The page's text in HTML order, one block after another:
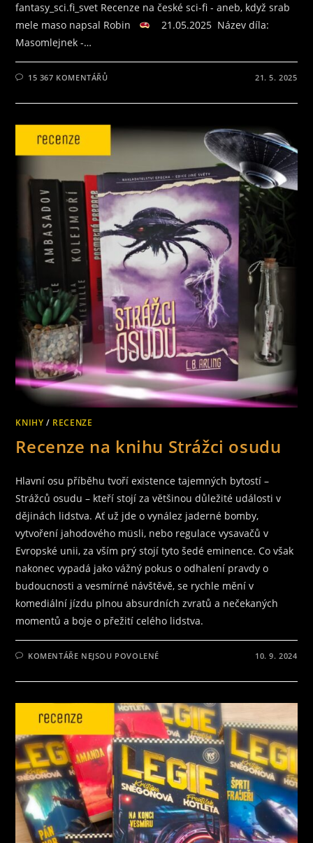
fantasy_sci.fi_svet Recenze na české sci-fi - aneb, když srab
mele maso napsal Robin
21.05.2025 Název díla:
Masomlejnek -…
15 367 KOMENTÁŘŮ 21. 5. 2025
KNIHY / RECENZE
Recenze na knihu Strážci osudu
Hlavní osu příběhu tvoří existence tajemných bytostí –
Strážců osudu – kteří stojí za většinou důležité události v
dějinách lidstva. Ať už jde o vynález jaderné bomby,
vytvoření jahodového müsli, nebo regulace vysavačů v
Evropské unii, za vším prý stojí tyto šedé eminence. Co však
nakonec vypadá jako vážný pokus o odhalení pravdy o
budoucnosti a vesmírné návštěvě, se rychle mění v
komediální jízdu plnou absurdních zvratů a nečekaných
momentů a boje o přežití celého lidstva.
KOMENTÁŘE NEJSOU POVOLENÉ
NÁZVEM
NA
KNIHU
STRÁŽCI
OSUDU
10. 9. 2024